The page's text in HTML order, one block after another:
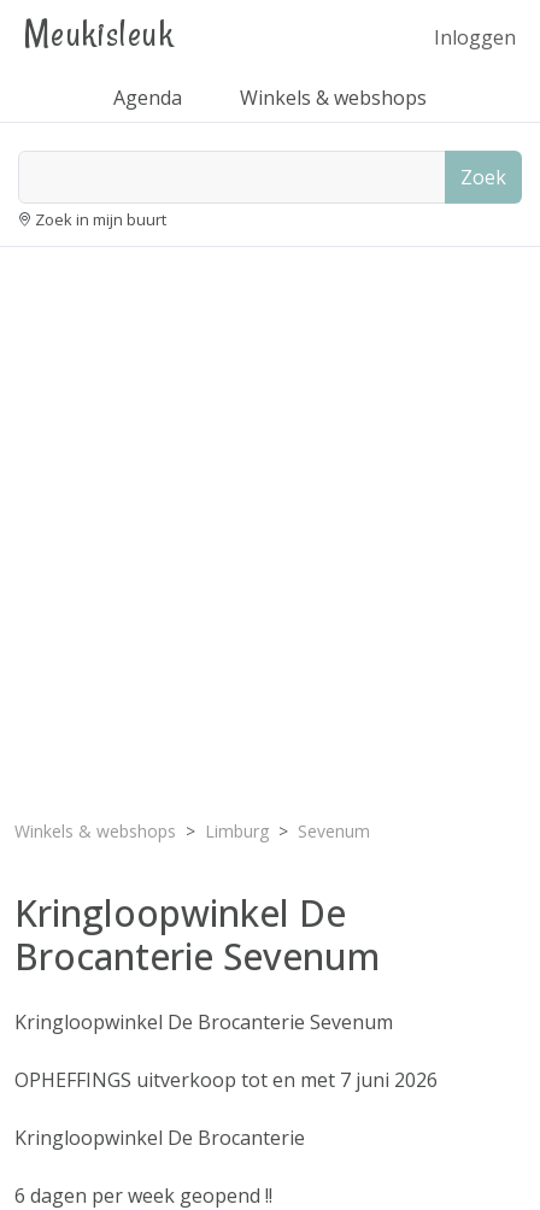
Meukisleuk Inloggen
Agenda Winkels & webshops
Zoek
Zoek in mijn buurt
Winkels & webshops Limburg Sevenum
Kringloopwinkel De
Brocanterie Sevenum
Kringloopwinkel De Brocanterie Sevenum
OPHEFFINGS uitverkoop tot en met 7 juni 2026
Kringloopwinkel De Brocanterie
6 dagen per week geopend !!